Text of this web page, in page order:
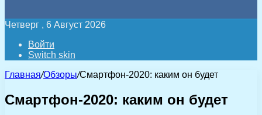
Четверг , 6 Август 2026
Войти
Switch skin
Главная/Обзоры/Смартфон-2020: каким он будет
Смартфон-2020: каким он будет